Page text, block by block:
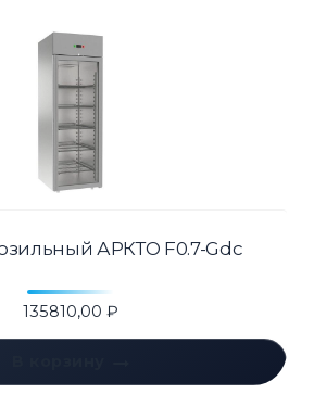
АРКТО F0.7-Gdc
135810,00 ₽